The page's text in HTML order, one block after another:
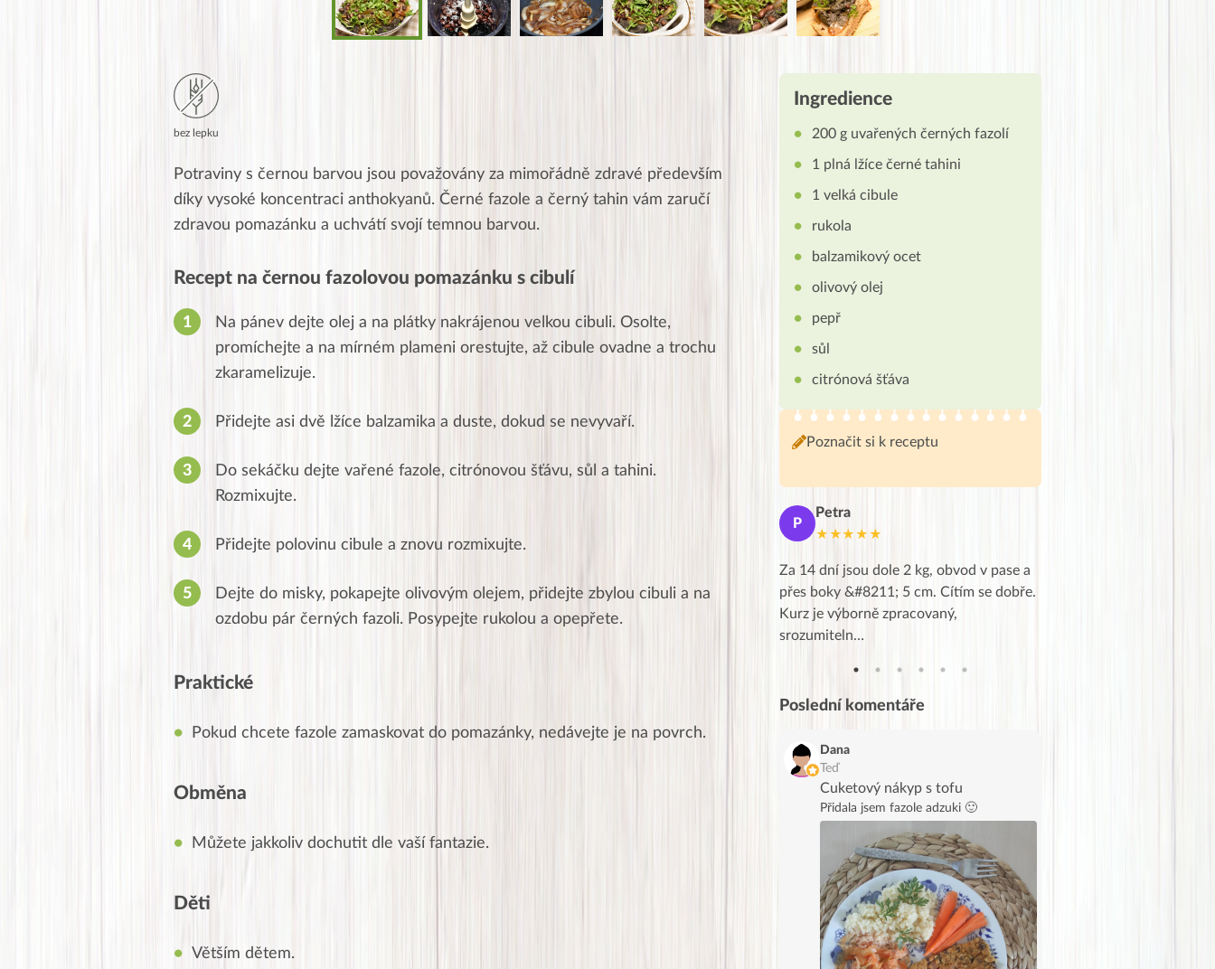
bez lepku
Potraviny s černou barvou jsou považovány za mimořádně zdravé především
díky vysoké koncentraci anthokyanů. Černé fazole a černý tahin vám zaručí
zdravou pomazánku a uchvátí svojí temnou barvou.
Recept na černou fazolovou pomazánku s cibulí
Na pánev dejte olej a na plátky nakrájenou velkou cibuli. Osolte,
promíchejte a na mírném plameni orestujte, až cibule ovadne a trochu
zkaramelizuje.
Přidejte asi dvě lžíce balzamika a duste, dokud se nevyvaří.
Do sekáčku dejte vařené fazole, citrónovou šťávu, sůl a tahini.
Rozmixujte.
Přidejte polovinu cibule a znovu rozmixujte.
Dejte do misky, pokapejte olivovým olejem, přidejte zbylou cibuli a na
ozdobu pár černých fazoli. Posypejte rukolou a opepřete.
Praktické
Pokud chcete fazole zamaskovat do pomazánky, nedávejte je na povrch.
Obměna
Můžete jakkoliv dochutit dle vaší fantazie.
Děti
Větším dětem.
Ingredience
200 g uvařených černých fazolí
1 plná lžíce černé tahini
1 velká cibule
rukola
balzamikový ocet
olivový olej
pepř
sůl
citrónová šťáva
Poznačit si k receptu
obzvlášť velké poděkování, obdiv a
uznání pro hlavní dvojici Peťa a Gábi!! 👏
P
Petra
★★★★★
Za 14 dní jsou dole 2 kg, obvod v pase a
přes boky &#8211; 5 cm. Cítím se dobře.
Kurz je výborně zpracovaný,
srozumiteln…
Poslední komentáře
Dana
Teď
Cuketový nákyp s tofu
Přidala jsem fazole adzuki 🙂